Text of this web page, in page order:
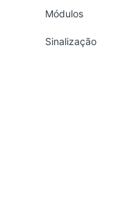
Módulos
Sinalização